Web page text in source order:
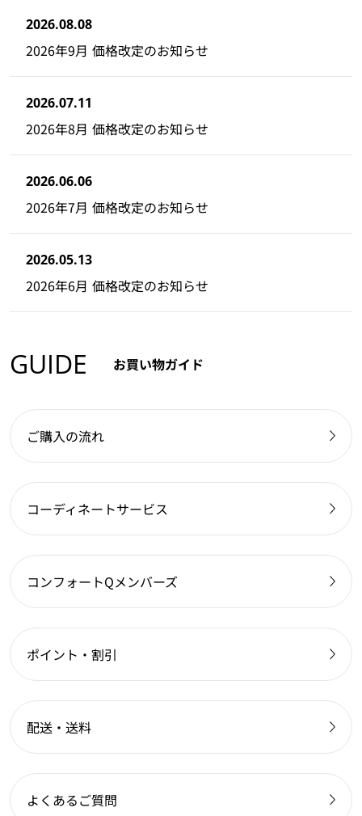
2026.08.08
2026年9月 価格改定のお知らせ
2026.07.11
2026年8月 価格改定のお知らせ
2026.06.06
2026年7月 価格改定のお知らせ
2026.05.13
2026年6月 価格改定のお知らせ
GUIDE お買い物ガイド
ご購入の流れ
コーディネートサービス
コンフォートQメンバーズ
ポイント・割引
配送・送料
よくあるご質問